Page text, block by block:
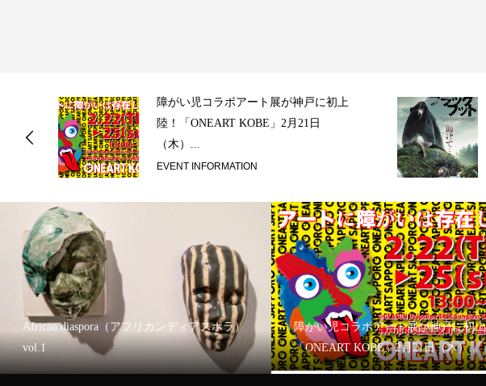
障がい児コラボアート展が神戸に初上
陸！「ONEART KOBE」2月21日
（木）...
EVENT INFORMATION
African diaspora（アフリカンディアスポラ）
vol.1
障がい児コラボアート展が神戸に初
「ONEART KOBE」2月21日（木）...